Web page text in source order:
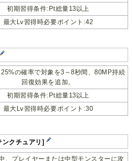
初期習得条件:Pt総量13以上
最大Lv習得時必要ポイント:42
の確率で対象を3～8秒間、80MP持続
回復効果を追加。
初期習得条件:Pt総量13以上
最大Lv習得時必要ポイント:30
クチュアリ]
、プレイヤーまたは中型モンスターに攻